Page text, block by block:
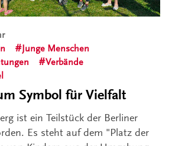
Junge Menschen
Verbände
Symbol für Vielfalt
ist ein Teilstück der Berliner
Es steht auf dem "Platz der